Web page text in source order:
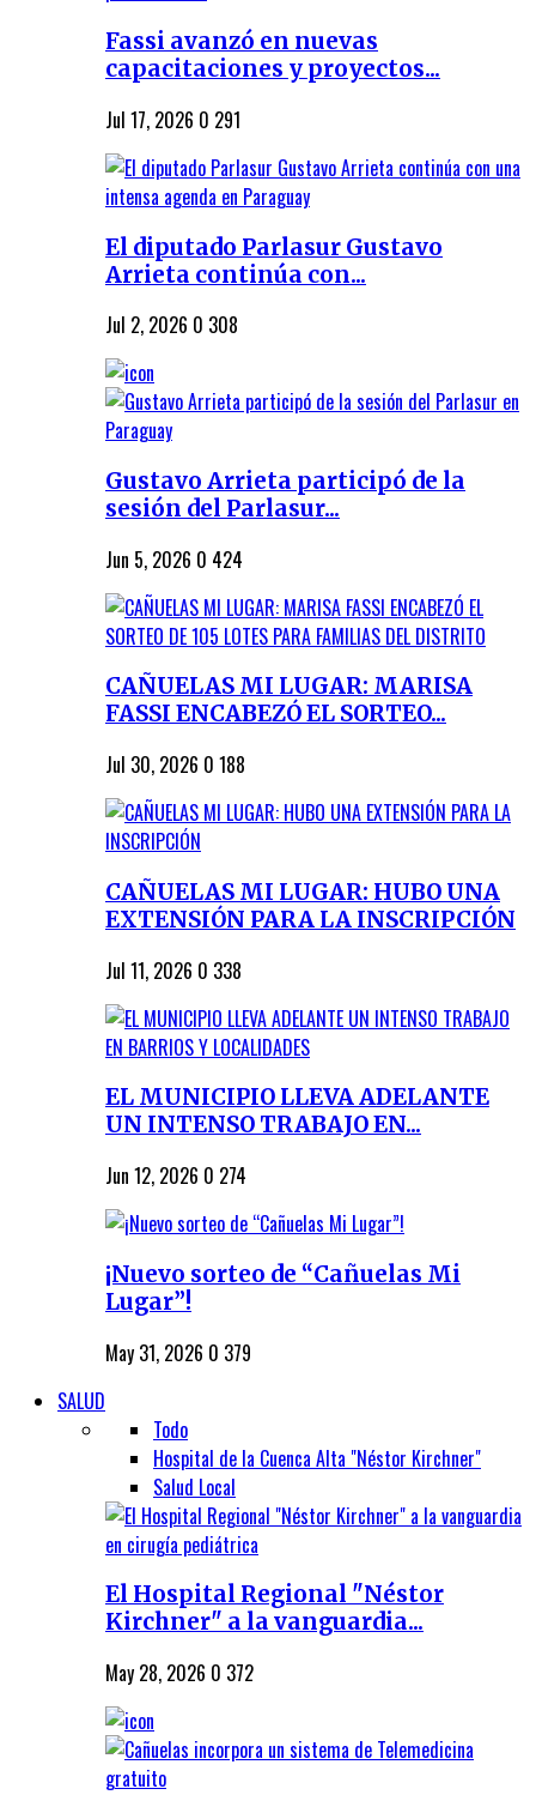
Fassi avanzó en nuevas
capacitaciones y proyectos...
Jul 17, 2026 0 291
El diputado Parlasur Gustavo
Arrieta continúa con...
Jul 2, 2026 0 308
Gustavo Arrieta participó de la
sesión del Parlasur...
Jun 5, 2026 0 424
CAÑUELAS MI LUGAR: MARISA
FASSI ENCABEZÓ EL SORTEO...
Jul 30, 2026 0 188
CAÑUELAS MI LUGAR: HUBO UNA
EXTENSIÓN PARA LA INSCRIPCIÓN
Jul 11, 2026 0 338
EL MUNICIPIO LLEVA ADELANTE
UN INTENSO TRABAJO EN...
Jun 12, 2026 0 274
¡Nuevo sorteo de “Cañuelas Mi
Lugar”!
May 31, 2026 0 379
SALUD
Todo
Hospital de la Cuenca Alta "Néstor Kirchner"
Salud Local
El Hospital Regional "Néstor
Kirchner" a la vanguardia...
May 28, 2026 0 372